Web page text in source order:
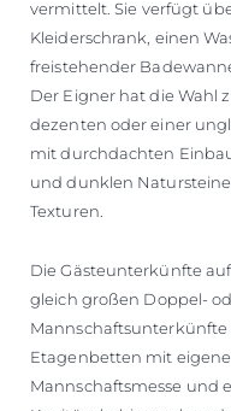
vermittelt. Sie verfügt
Kleiderschrank, einen
freistehender
Der Eigner hat die Wahl
dezenten oder einer
mit durchdachten
und dunklen
Texturen.
Die Gästeunterkünfte
gleich großen Doppel-
Etagenbetten mit
Mannschaftsmesse und